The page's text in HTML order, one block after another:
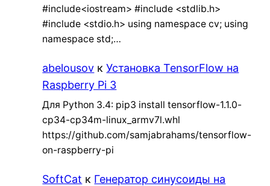
#include<iostream> #include <stdlib.h>
#include <stdio.h> using namespace cv; using
namespace std;…
abelousov кУстановка TensorFlow на
Raspberry Pi 3
Для Python 3.4: pip3 install tensorflow-1.1.0-
cp34-cp34m-linux_armv7l.whl
https://github.com/samjabrahams/tensorflow-
on-raspberry-pi
SoftCat к Генератор синусоиды на